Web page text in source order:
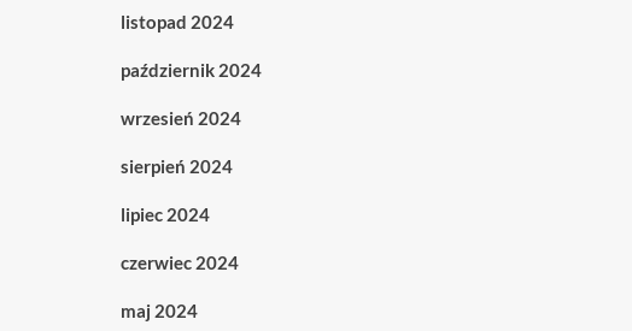
listopad 2024
październik 2024
wrzesień 2024
sierpień 2024
lipiec 2024
czerwiec 2024
maj 2024